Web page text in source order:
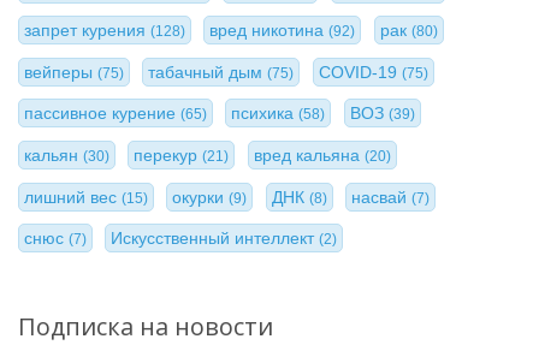
запрет курения (128) вред никотина(92) рак (80)
вейперы (75) табачный дым(75) COVID-19 (75)
пассивное курение (65) психика(58) ВОЗ (39)
кальян (30) перекур(21) вред кальяна (20)
лишний вес (15) окурки(9) ДНК (8) насвай(7)
снюс (7) Искусственный интеллект(2)
Подписка на новости